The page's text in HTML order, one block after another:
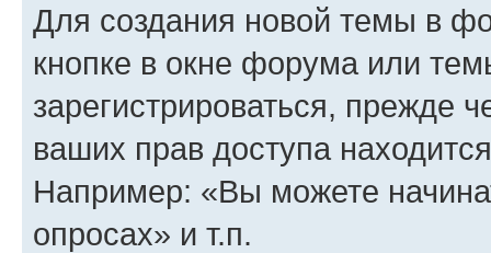
Для создания новой темы в
кнопке в окне форума или
зарегистрироваться, прежде
ваших прав доступа
Например: «Вы можете
опросах» и т.п.